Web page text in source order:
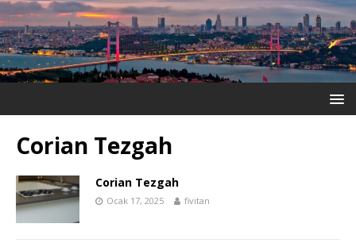
Corian Tezgah
Corian Tezgah
Ocak 17, 2025 fivitan